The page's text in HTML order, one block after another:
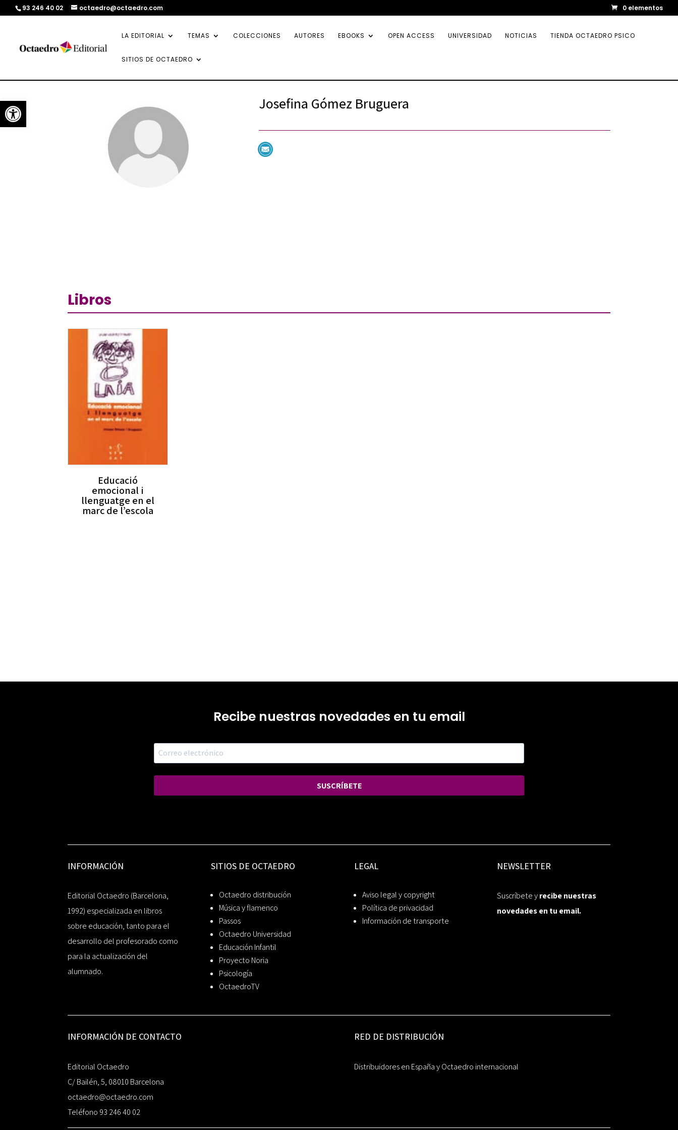
Abrir barra de herramientas
93 246 40 02 octaedro@octaedro.com 0 elementos
LA EDITORIAL TEMAS COLECCIONES AUTORES EBOOKS OPEN ACCESS UNIVERSIDAD NOTICIAS TIENDA OCTAEDRO PSICO
SITIOS DE OCTAEDRO
Josefina Gómez Bruguera
Libros
Educació
emocional i
llenguatge en el
marc de l’escola
Recibe nuestras novedades en tu email
SUSCRÍBETE
INFORMACIÓN
Editorial Octaedro (Barcelona,
1992) especializada en libros
sobre educación, tanto para el
desarrollo del profesorado como
para la actualización del
alumnado.
SITIOS DE OCTAEDRO
Octaedro distribución
Música y flamenco
Passos
Octaedro Universidad
Educación Infantil
Proyecto Noria
Psicología
OctaedroTV
LEGAL
Aviso legal y copyright
Política de privacidad
Información de transporte
NEWSLETTER
Suscríbete yrecibe nuestras
novedades en tu email.
INFORMACIÓN DE CONTACTO
Editorial Octaedro
C/ Bailén, 5, 08010 Barcelona
octaedro@octaedro.com
Teléfono 93 246 40 02
RED DE DISTRIBUCIÓN
Distribuidores en España y Octaedro internacional